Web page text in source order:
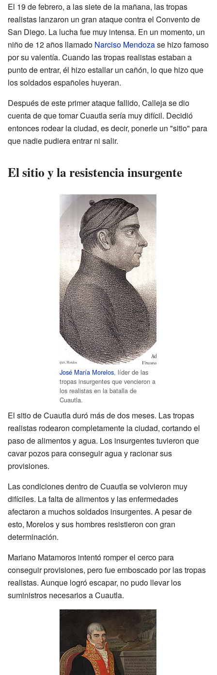
El 19 de febrero, a las siete de la mañana, las tropas
realistas lanzaron un gran ataque contra el Convento de
San Diego. La lucha fue muy intensa. En un momento, un
niño de 12 años llamado Narciso Mendozase hizo famoso
por su valentía. Cuando las tropas realistas estaban a
punto de entrar, él hizo estallar un cañón, lo que hizo que
los soldados españoles huyeran.
Después de este primer ataque fallido, Calleja se dio
cuenta de que tomar Cuautla sería muy difícil. Decidió
entonces rodear la ciudad, es decir, ponerle un "sitio" para
que nadie pudiera entrar ni salir.
El sitio y la resistencia insurgente
José María Morelos, líder de las
tropas insurgentes que vencieron a
los realistas en la batalla de
Cuautla.
El sitio de Cuautla duró más de dos meses. Las tropas
realistas rodearon completamente la ciudad, cortando el
paso de alimentos y agua. Los insurgentes tuvieron que
cavar pozos para conseguir agua y racionar sus
provisiones.
Las condiciones dentro de Cuautla se volvieron muy
difíciles. La falta de alimentos y las enfermedades
afectaron a muchos soldados insurgentes. A pesar de
esto, Morelos y sus hombres resistieron con gran
determinación.
Mariano Matamoros intentó romper el cerco para
conseguir provisiones, pero fue emboscado por las tropas
realistas. Aunque logró escapar, no pudo llevar los
suministros necesarios a Cuautla.